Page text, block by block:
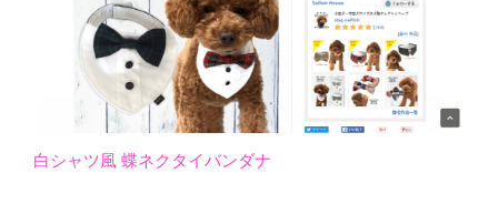
白シャツ風 蝶ネクタイバンダナ